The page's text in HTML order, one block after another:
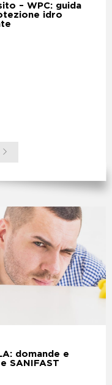
– WPC: guida
idro
domande e
SANIFAST